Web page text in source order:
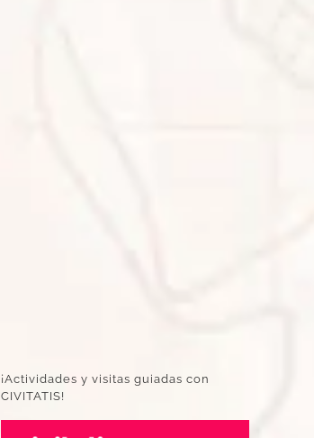
¡Actividades y visitas guiadas con
CIVITATIS!